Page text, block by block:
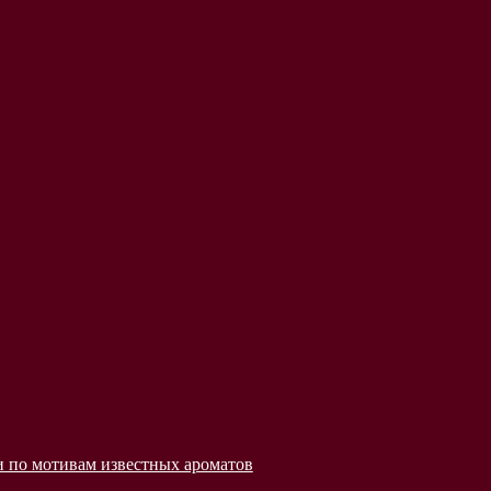
мотивам известных ароматов